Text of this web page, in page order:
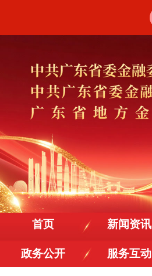
首页 新闻资讯
政务公开 服务互动